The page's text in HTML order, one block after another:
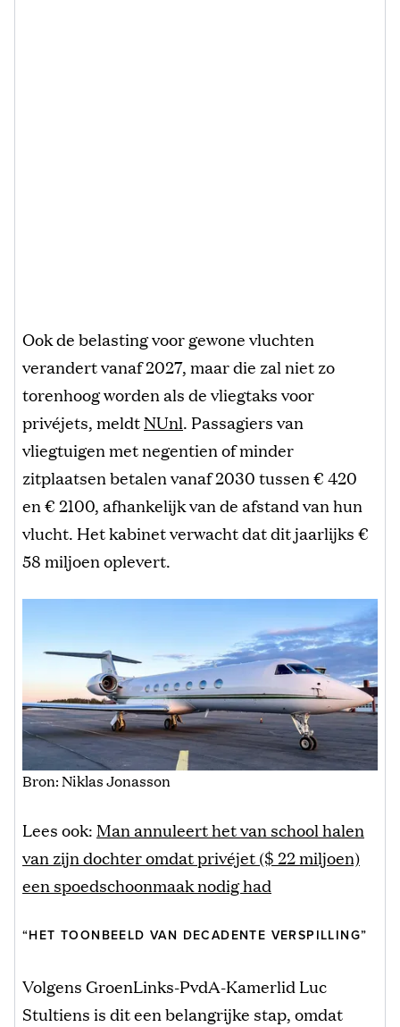
Ook de belasting voor gewone vluchten
verandert vanaf 2027, maar die zal niet zo
torenhoog worden als de vliegtaks voor
privéjets, meldtNUnl. Passagiers van
vliegtuigen met negentien of minder
zitplaatsen betalen vanaf 2030 tussen € 420
en € 2100, afhankelijk van de afstand van hun
vlucht. Het kabinet verwacht dat dit jaarlijks €
58 miljoen oplevert.
Bron: Niklas Jonasson
Lees ook: Man annuleert het van school halen
van zijn dochter omdat privéjet ($ 22 miljoen)
een spoedschoonmaak nodig had
“HET TOONBEELD VAN DECADENTE VERSPILLING”
Volgens GroenLinks-PvdA-Kamerlid Luc
Stultiens is dit een belangrijke stap, omdat